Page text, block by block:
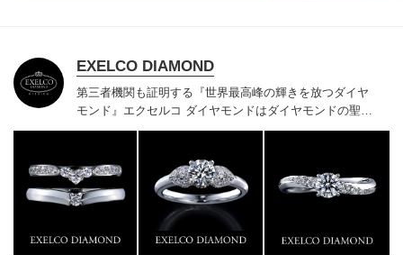
EXELCO DIAMOND
第三者機関も証明する『世界最高峰の輝きを放つダイヤ
モンド』 エクセルコ ダイヤモンドはダイヤモンドの聖地
ベルギー発祥で200年以上の歴史がある真のカッターズ
門店としてリングのデザインや品質にもこだわっていま
す。おふたりに本物の輝きを一生身に着けていただきた
い想いで「ヴァージン・ダイヤモンド」「ハードプラチ
ナ」「保証内容」にこだわっています。